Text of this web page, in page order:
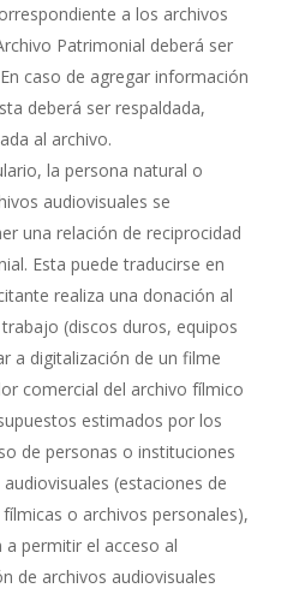
a los archivos
Patrimonial deberá ser
caso de agregar información
deberá ser respaldada,
al archivo.
la persona natural o
audiovisuales se
una relación de reciprocidad
Esta puede traducirse en
realiza una donación al
(discos duros, equipos
a digitalización de un filme
comercial del archivo fílmico
estimados por los
de personas o instituciones
(estaciones de
o archivos personales),
permitir el acceso al
de archivos audiovisuales